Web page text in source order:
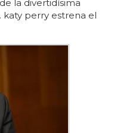
la divertidísima
katy perry estrena el